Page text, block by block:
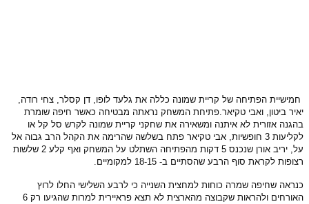
חמישיית הפתיחה של קריית שמונה כללה את גלעד לופו, דן קסלר, צחי רודה,
יאיר ביטון, ואבי טקיאר.פתיחת המשחק נראתה מבטיחה כאשר חיפה שומרת
בהגנה אזורית לא איתנה ומשאירה את שחקני קריית שמונה לקרש סל קל או
לקליעות 3 חופשיות, אבי טקיאר פתח בשלשה שהרימה את הקהל הרב גבוה אל
על, יריב אורן שנכנס 5 דקות מהפתיחה השתלט על המשחק ואף קלע 2 שלשות
רצופות לקראת סוף הרבע שהסתיים ב- 18-15 למקומיים.
כנראה שחיפה שמרה כוחות למחצית השנייה כי לרבע השלישי החלו לרוץ
האורחים ולהראות שקבוצה מהארצית לא תצא פראיירית למרות שהגיעו רק 6